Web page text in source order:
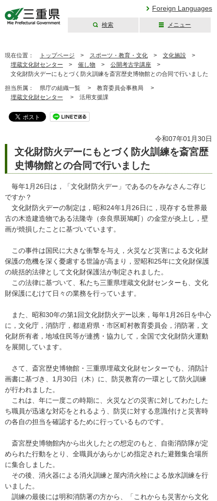
Foreign Languages
検索 メニュー
現在位置： トップページ > スポーツ・教育・文化 > 文化施設 >
埋蔵文化財センター > 催し物 > 公開考古学講座 >
文化財防火デーにもとづく防火訓練を斎宮歴史博物館との合同で行いました
担当所属： 県庁の組織一覧 > 教育委員会事務局 >
埋蔵文化財センター > 活用支援課
令和07年01月30日
文化財防火デーにもとづく防火訓練を斎宮歴
史博物館との合同で行いました
毎年1月26日は，「文化財防火デー」であるのをみなさんご存じ
ですか？
文化財防火デーの制定は，昭和24年1月26日に，現存する世界最
古の木造建造物である法隆寺（奈良県斑鳩町）の金堂が炎上し，壁
画が焼損したことに基づいています。
この事件は国民に大きな衝撃を与え，火災など災害による文化財
保護の危機を深く憂慮する世論が高まり，翌昭和25年に文化財保護
の統括的法律として文化財保護法が制定されました。
この法律に基づいて、私たち三重県埋蔵文化財センターも、文化
財保護にむけて日々の業務を行っています。
また、昭和30年の第1回文化財防火デー以来，毎年1月26日を中心
に，文化庁，消防庁，都道府県・市区町村教育委員会，消防署，文
化財所有者，地域住民等が連携・協力して，全国で文化財防火運動
を展開しています。
さて、斎宮歴史博物館・三重県埋蔵文化財センターでも、消防計
画書に基づき、1月30日（木）に、防災教育の一環として防火訓練
が行われました。
これは、年に一度この時期に、火災などの災害に対してわたした
ち職員が迅速な対応をとれるよう、防災に対する意識付けと災害時
の各自の担当を確認するために行っているものです。
斎宮歴史博物館内から出火したとの想定のもと、自衛消防隊が定
められた行動をとり、全職員があらかじめ指定された避難集合場所
に集合しました。
その後、消火器による消火訓練と屋内消火栓による放水訓練を行
いました。
訓練の最後には明和消防署の方から、「これからも災害から文化